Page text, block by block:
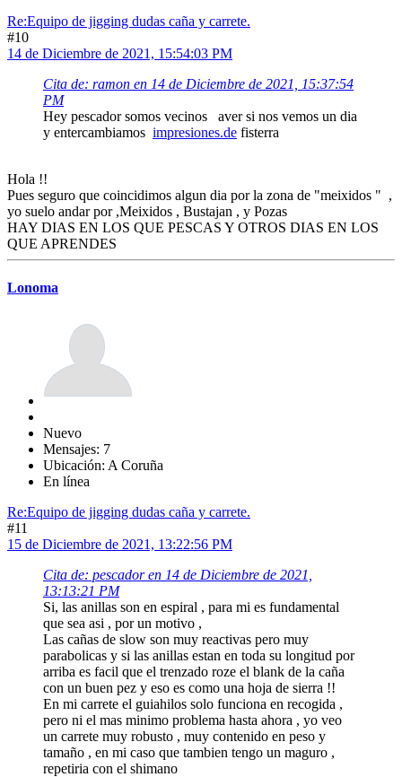
Re:Equipo de jigging dudas caña y carrete.
#10
14 de Diciembre de 2021, 15:54:03 PM
Cita de: ramon en 14 de Diciembre de 2021, 15:37:54
PM
Hey pescador somos vecinos aver si nos vemos un dia
y entercambiamos impresiones.de fisterra
Hola !!
Pues seguro que coincidimos algun dia por la zona de "meixidos " ,
yo suelo andar por ,Meixidos , Bustajan , y Pozas
HAY DIAS EN LOS QUE PESCAS Y OTROS DIAS EN LOS
QUE APRENDES
Lonoma
Nuevo
Mensajes: 7
Ubicación: A Coruña
En línea
Re:Equipo de jigging dudas caña y carrete.
#11
15 de Diciembre de 2021, 13:22:56 PM
Cita de: pescador en 14 de Diciembre de 2021,
13:13:21 PM
Si, las anillas son en espiral , para mi es fundamental
que sea asi , por un motivo ,
Las cañas de slow son muy reactivas pero muy
parabolicas y si las anillas estan en toda su longitud por
arriba es facil que el trenzado roze el blank de la caña
con un buen pez y eso es como una hoja de sierra !!
En mi carrete el guiahilos solo funciona en recogida ,
pero ni el mas minimo problema hasta ahora , yo veo
un carrete muy robusto , muy contenido en peso y
tamaño , en mi caso que tambien tengo un maguro ,
repetiria con el shimano